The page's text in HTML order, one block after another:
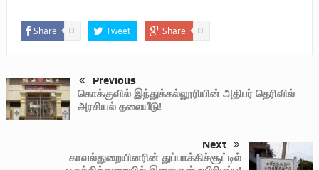
Share 0 Tweet Share 0
Previous
கொக்குவில் இந்துக்கல்லூரியின் அதிபர் தெரிவில்
அரசியல் தலையீடு!
Next
காவல்துறையினரின் துப்பாக்கிச்சூட்டில்